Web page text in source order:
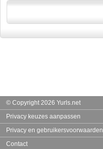
© Copyright 2026 Yurls.net
Privacy keuzes aanpassen
Privacy en gebruikersvoorwaarden
Contact